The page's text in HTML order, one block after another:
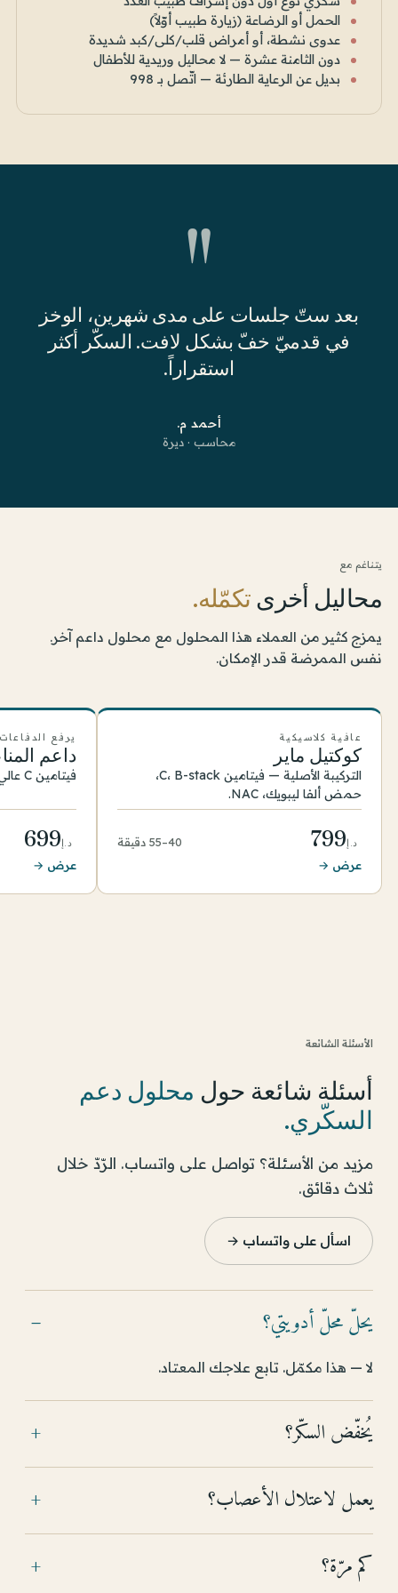
الحمل أو الرضاعة (زيارة طبيب أوّلاً)
عدوى نشطة، أو أمراض قلب/كلى/كبد شديدة
دون الثامنة عشرة — لا محاليل وريدية للأطفال
بديل عن الرعاية الطارئة — اتّصل بـ 998
"
بعد ستّ جلسات على مدى شهرين، الوخز
في قدميّ خفّ بشكل لافت. السكّر أكثر
استقراراً.
أحمد م.
محاسب · ديرة
يتناغم مع
محاليل أخرى تكمّله.
يمزج كثير من العملاء هذا المحلول مع محلول داعم آخر.
نفس الممرضة قدر الإمكان.
عافية كلاسيكية
كوكتيل ماير
التركيبة الأصلية — فيتامين C، B-stack،
حمض ألفا ليبويك، NAC.
د.إ799
40–55 دقيقة
عرض →
يرفع
داعم
فيتامين C عالي الجرعة وB-vits مع مغنيسيوم.
د.إ699
عرض →
الأسئلة الشائعة
أسئلة شائعة حول محلول دعم
السكّري.
مزيد من الأسئلة؟ تواصل على واتساب. الرّدّ خلال
ثلاث دقائق.
اسأل على واتساب →
يحلّ محلّ أدويتي؟ −
لا — هذا مكمّل. تابع علاجك المعتاد.
يُخفّض السكّر؟
+
يعمل لاعتلال الأعصاب؟
+
كم مرّة؟
+